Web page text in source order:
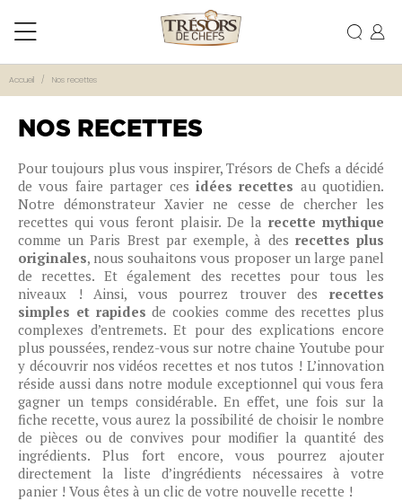
Accueil Nos recettes
NOS RECETTES
Pour toujours plus vous inspirer, Trésors de Chefs a décidé
de vous faire partager ces idées recettes au quotidien.
Notre démonstrateur Xavier ne cesse de chercher les
recettes qui vous feront plaisir. De la recette mythique
comme un Paris Brest par exemple, à des recettes plus
originales, nous souhaitons vous proposer un large panel
de recettes. Et également des recettes pour tous les
niveaux ! Ainsi, vous pourrez trouver des recettes
simples et rapides de cookies comme des recettes plus
complexes d’entremets. Et pour des explications encore
plus poussées, rendez-vous sur notre chaine Youtube pour
y découvrir nos vidéos recettes et nos tutos ! L’innovation
réside aussi dans notre module exceptionnel qui vous fera
gagner un temps considérable. En effet, une fois sur la
fiche recette, vous aurez la possibilité de choisir le nombre
de pièces ou de convives pour modifier la quantité des
ingrédients. Plus fort encore, vous pourrez ajouter
directement la liste d’ingrédients nécessaires à votre
panier ! Vous êtes à un clic de votre nouvelle recette !